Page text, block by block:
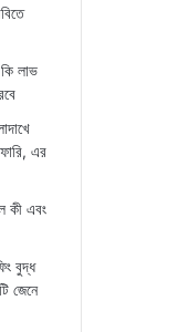
লাভ
এর
কী এবং
বুদ্ধ
জেনে